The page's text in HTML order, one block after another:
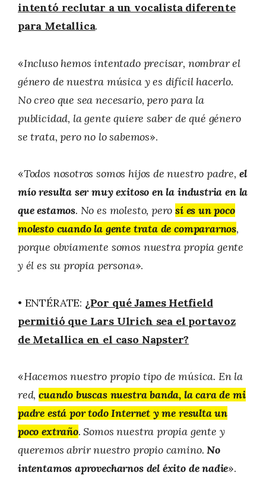
intentó reclutar a un vocalista diferente
para Metallica.
«Incluso hemos intentado precisar, nombrar el
género de nuestra música y es difícil hacerlo.
No creo que sea necesario, pero para la
publicidad, la gente quiere saber de qué género
se trata, pero no lo sabemos».
«Todos nosotros somos hijos de nuestro padre, el
mío resulta ser muy exitoso en la industria en la
que estamos. No es molesto, perosí es un poco
molesto cuando la gente trata de compararnos,
porque obviamente somos nuestra propia gente
y él es su propia persona».
• ENTÉRATE: ¿Por qué James Hetfield
permitió que Lars Ulrich sea el portavoz
de Metallica en el caso Napster?
«Hacemos nuestro propio tipo de música. En la
red,cuando buscas nuestra banda, la cara de mi
padre está por todo Internet y me resulta un
poco extraño. Somos nuestra propia gente y
queremos abrir nuestro propio camino.No
intentamos aprovecharnos del éxito de nadie».